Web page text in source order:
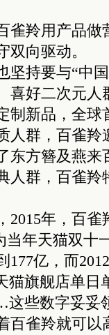
羚用产品
双向驱动。
持要与“中国
喜好二次元
制新品，全球
人群，百雀
东方簪及燕来
人群，百雀羚
年，百雀
当年天猫双十
177亿，而
猫旗舰店单日
些数字妥妥
雀羚就可以